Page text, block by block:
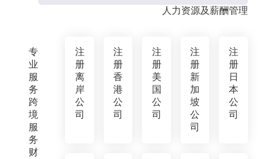
专
业
服
务
跨
境
服
务
财
人力资源及薪酬管理
注
册
离
岸
公
司
注
册
香
港
公
司
注
册
美
国
公
司
注
册
新
加
坡
公
司
注
册
日
本
公
司